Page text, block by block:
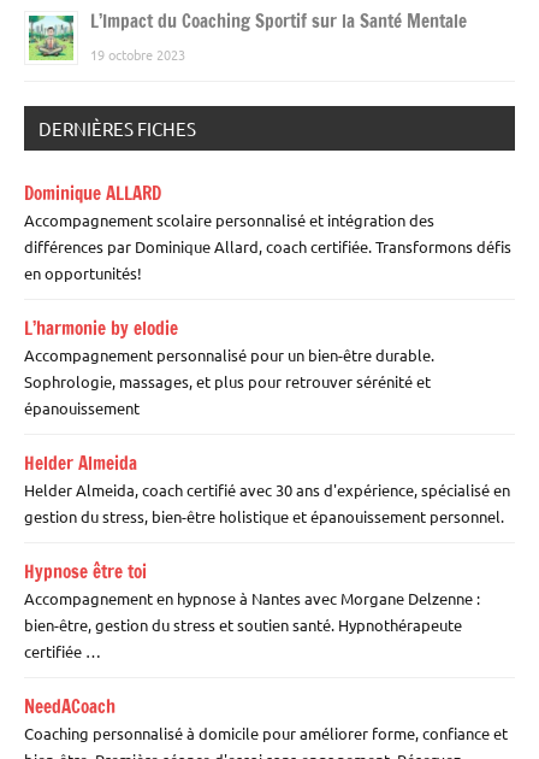
L’Impact du Coaching Sportif sur la Santé Mentale
19 octobre 2023
DERNIÈRES FICHES
Dominique ALLARD
Accompagnement scolaire personnalisé et intégration des
différences par Dominique Allard, coach certifiée. Transformons défis
en opportunités!
L’harmonie by elodie
Accompagnement personnalisé pour un bien-être durable.
Sophrologie, massages, et plus pour retrouver sérénité et
épanouissement
Helder Almeida
Helder Almeida, coach certifié avec 30 ans d'expérience, spécialisé en
gestion du stress, bien-être holistique et épanouissement personnel.
Hypnose être toi
Accompagnement en hypnose à Nantes avec Morgane Delzenne :
bien-être, gestion du stress et soutien santé. Hypnothérapeute
certifiée …
NeedACoach
Coaching personnalisé à domicile pour améliorer forme, confiance et